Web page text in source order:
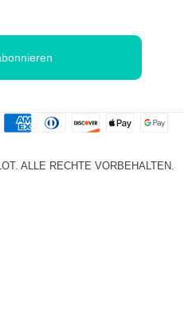
ALLE RECHTE VORBEHALTEN.